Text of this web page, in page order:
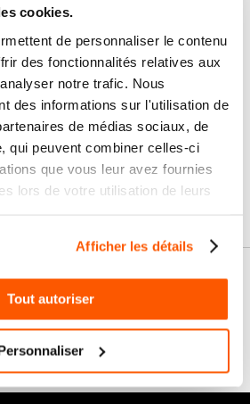
cookies.
de personnaliser le contenu
des fonctionnalités relatives aux
notre trafic. Nous
des informations sur l'utilisation de
de médias sociaux, de
qui peuvent combiner celles-ci
que vous leur avez fournies
lors de votre utilisation de leurs
Afficher les détails
Tout autoriser
Paiement en
3x sans frais
SAV & Retours